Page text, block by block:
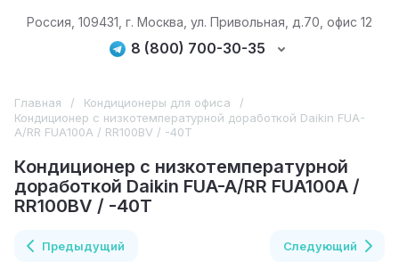
Россия, 109431, г. Москва, ул. Привольная, д.70, офис 12
8 (800) 700-30-35
Главная / Кондиционеры для офиса
/
Кондиционер с низкотемпературной доработкой Daikin FUA-
A/RR FUA100A / RR100BV / -40T
Кондиционер с низкотемпературной
доработкой Daikin FUA-A/RR FUA100A /
RR100BV / -40T
Предыдущий Следующий